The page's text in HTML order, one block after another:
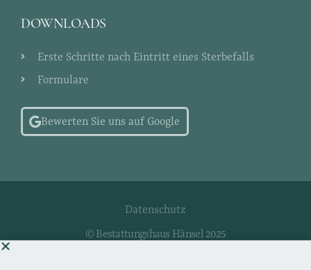
DOWNLOADS
Erste Schritte nach Eintritt eines Sterbefalls
Formulare
Bewerten Sie uns auf Google
© Bestattungshaus Hänsel 2025
Datenschutz